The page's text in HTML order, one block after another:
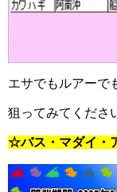
エサでもルアーで
狙ってみてくださ
☆バス・マダイ・